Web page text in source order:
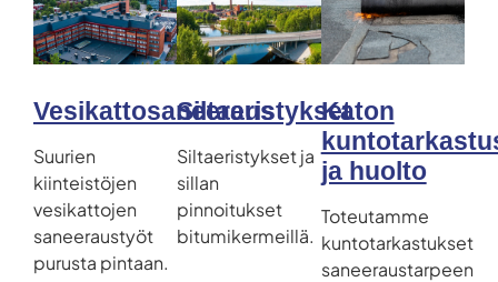
Vesikattosaneeraus
Suurien
kiinteistöjen
vesikattojen
saneeraustyöt
purusta pintaan.
Siltaeristykset
Siltaeristykset ja
sillan
pinnoitukset
bitumikermeillä.
Katon
ja huolto
Toteutamme
kuntotarkastukset
saneeraustarpeen